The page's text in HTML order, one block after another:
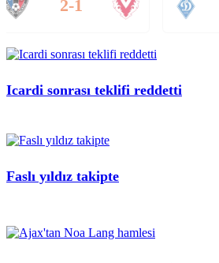
Icardi sonrası teklifi reddetti
Faslı yıldız takipte